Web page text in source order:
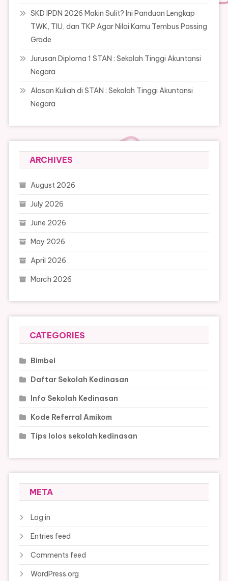
SKD IPDN 2026 Makin Sulit? Ini Panduan Lengkap
TWK, TIU, dan TKP Agar Nilai Kamu Tembus Passing
Grade
Jurusan Diploma 1 STAN : Sekolah Tinggi Akuntansi
Negara
Alasan Kuliah di STAN : Sekolah Tinggi Akuntansi
Negara
ARCHIVES
August 2026
July 2026
June 2026
May 2026
April 2026
March 2026
CATEGORIES
Bimbel
Daftar Sekolah Kedinasan
Info Sekolah Kedinasan
Kode Referral Amikom
Tips lolos sekolah kedinasan
META
Log in
Entries feed
Comments feed
WordPress.org